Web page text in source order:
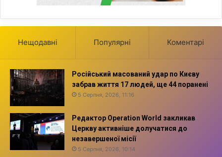
Нещодавні Популярні Коментарі
Російський масований удар по Києву
забрав життя 17 людей, ще 44 поранені
5 Серпня, 2026, 11:16
Редактор Operation World закликав
Церкву активніше долучатися до
незавершеної місії
5 Серпня, 2026, 10:14